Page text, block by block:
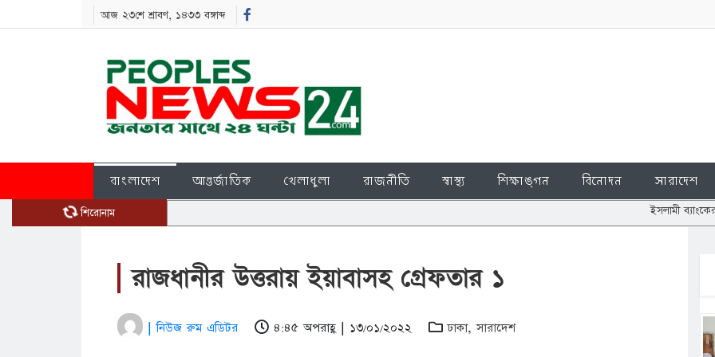
আজ ২৩শে শ্রাবণ, ১৪৩৩ বঙ্গাব্দ
বাংলাদেশ আন্তর্জাতিক খেলাধুলা রাজনীতি স্বাস্থ্য শিক্ষাঙ্গন বিনোদন সারাদেশ
শিরোনাম ইসলামী ব্যাংকের শেয়ার
রাজধানীর উত্তরায় ইয়াবাসহ গ্রেফতার ১
| নিউজ রুম এডিটর ৪:৪৫ অপরাহ্ণ | ১৩/০১/২০২২ ঢাকা,সারাদেশ